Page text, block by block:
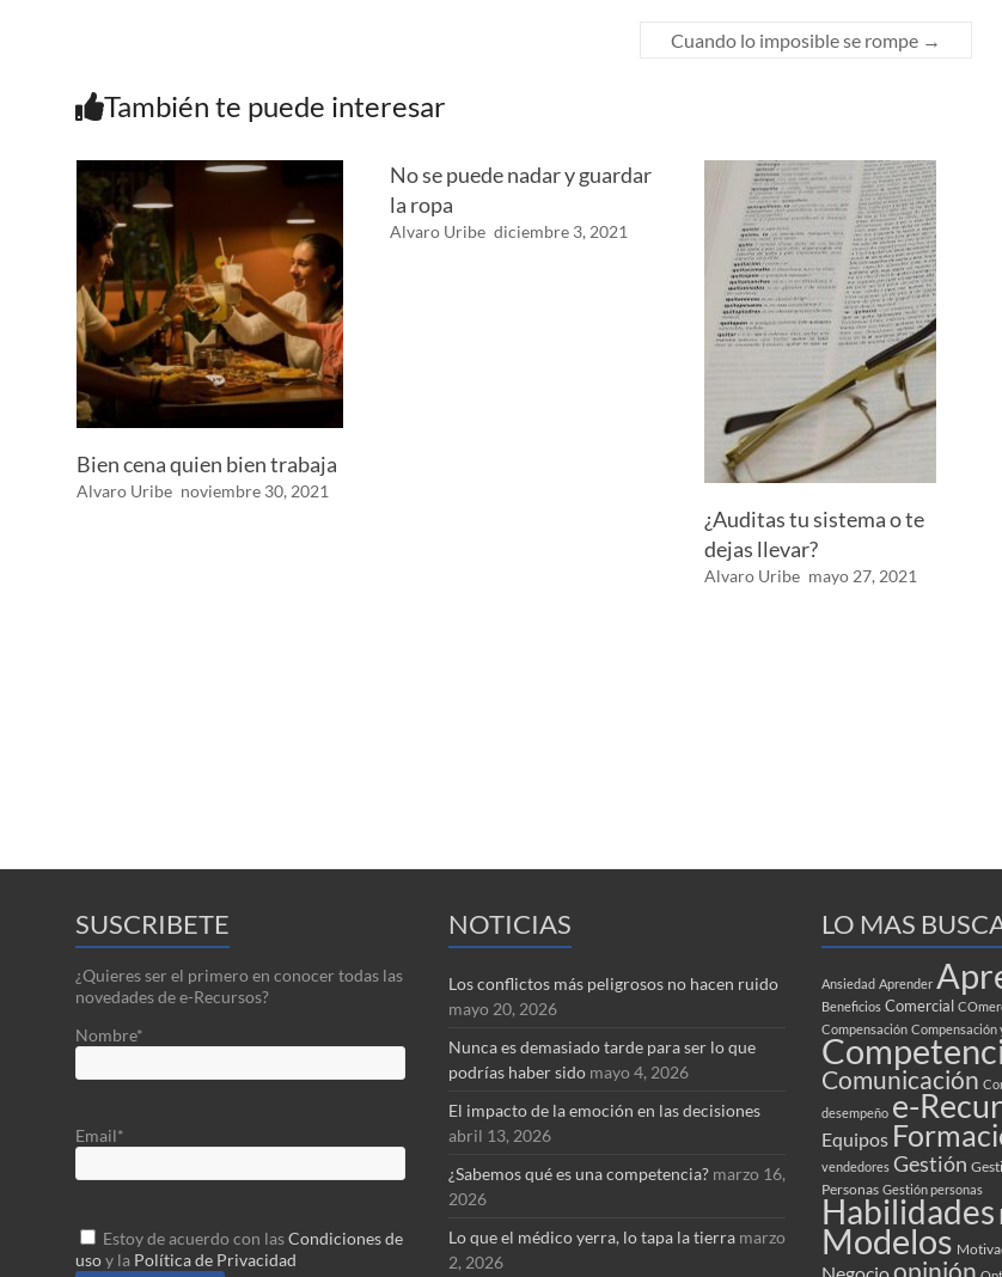
Cuando lo imposible se rompe →
También te puede interesar
Bien cena quien bien trabaja
Alvaro Uribe noviembre 30, 2021
No se puede nadar y guardar
la ropa
Alvaro Uribe diciembre 3, 2021
¿Auditas tu sistema o te
dejas llevar?
Alvaro Uribe mayo 27, 2021
SUSCRIBETE
¿Quieres ser el primero en conocer todas las
novedades de e-Recursos?
Nombre*
Email*
Estoy de acuerdo con lasCondiciones de
usoy la Política de Privacidad
NOTICIAS
Los conflictos más peligrosos no hacen ruido
mayo 20, 2026
Nunca es demasiado tarde para ser lo que
podrías haber sido mayo 4, 2026
El impacto de la emoción en las decisiones
abril 13, 2026
¿Sabemos qué es una competencia? marzo 16,
2026
Lo que el médico yerra, lo tapa la tierra marzo
2, 2026
LO MAS
Ansiedad Aprender
Beneficios Comercial
Compensación Compensación
Comunicación
desempeño e-
Equipos
vendedores Gestión
Personas Gestión personas
Habilidades
Modelos
opinión